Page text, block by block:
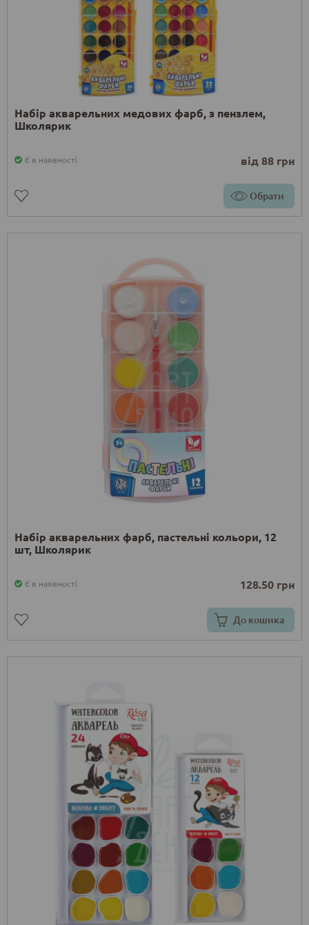
Набір акварельних медових фарб, з пензлем,
Школярик
Є в наявності від 88 грн
Обрати
Набір акварельних фарб, пастельні кольори, 12
шт, Школярик
Є в наявності 128.50 грн
До кошика